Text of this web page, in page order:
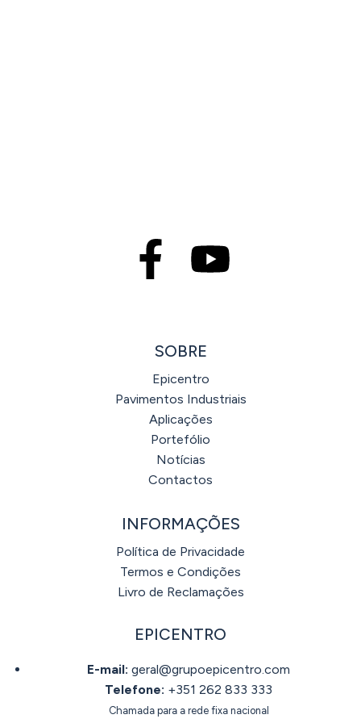
SOBRE
Epicentro
Pavimentos Industriais
Aplicações
Portefólio
Notícias
Contactos
INFORMAÇÕES
Política de Privacidade
Termos e Condições
Livro de Reclamações
EPICENTRO
E-mail: geral@grupoepicentro.com
Telefone: +351 262 833 333
Chamada para a rede fixa nacional